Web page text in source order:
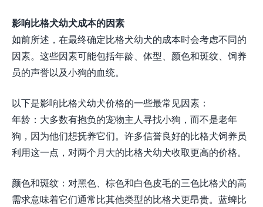
影响比格犬幼犬成本的因素
如前所述，在最终确定比格犬幼犬的成本时会考虑不同的
因素。这些因素可能包括年龄、体型、颜色和斑纹、饲养
员的声誉以及小狗的血统。
以下是影响比格犬幼犬价格的一些最常见因素：
年龄：大多数有抱负的宠物主人寻找小狗，而不是老年
狗，因为他们想抚养它们。许多信誉良好的比格犬饲养员
利用这一点，对两个月大的比格犬幼犬收取更高的价格。
颜色和斑纹：对黑色、棕色和白色皮毛的三色比格犬的高
需求意味着它们通常比其他类型的比格犬更昂贵。蓝蜱比